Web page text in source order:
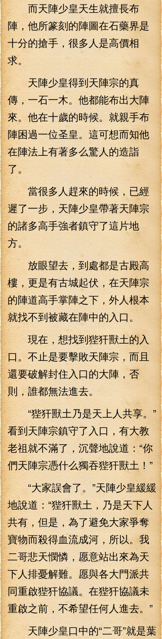
而天陣少皇天生就擅長布
陣，他所篆刻的陣圖在石藥界是
十分的搶手，很多人是高價相
求。
天陣少皇得到天陣宗的真
傳，一石一木。他都能布出大陣
來。他在十歲的時候。就親手布
陣困過一位圣皇。這可想而知他
在陣法上有著多么驚人的造詣
了。
當很多人趕來的時候，已經
遲了一步，天陣少皇帶著天陣宗
的諸多高手強者鎮守了這片地
方。
放眼望去，到處都是古殿高
樓，更是有古城起伏，在天陣宗
的陣道高手掌陣之下，外人根本
就找不到被藏在陣中的入口。
現在，想找到狴犴獸土的入
口。不止是要擊敗天陣宗，而且
還要破解封住入口的大陣，否
則，誰都無法進去。
“狴犴獸土乃是天上人共享。”
看到天陣宗鎮守了入口，有大教
老祖就不滿了，沉聲地說道：“你
們天陣宗憑什么獨吞狴犴獸土！”
“大家誤會了。”天陣少皇緩緩
地說道：“狴犴獸土，乃是天下人
共有，但是，為了避免大家爭奪
寶物而殺得血流成河，所以。我
二哥悲天憫憐，愿意站出來為天
下人排憂解難。愿與各大門派共
同重啟狴犴協議。在狴犴協議未
重啟之前，不希望任何人進去。”
天陣少皇口中的“二哥”就是葉